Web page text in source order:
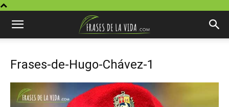
Frases-de-Hugo-Chávez-1